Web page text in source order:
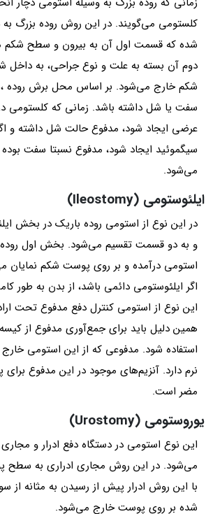
کلستومی می‌گویند. در این روش روده بزرگ
شده که قسمت اول آن به بیرون و سطح
دوم آن بسته به علت و نوع جراحی، به داخل
شکم خارج می‌شود. بر اساس محل برش روده
سفت یا شل داشته باشد. زمانی که کلستومی
عرضی ایجاد شود، مدفوع حالت شل داشته و
سیگموئید ایجاد شود، مدفوع نسبتا سفت بوده
می‌شود.
ایلئوستومی (Ileostomy)
در این نوع از استومی روده باریک در بخش
و به دو قسمت تقسیم می‌شود. بخش اول
استومی درآمده و بر روی پوست شکم
اگر ایلئوستومی دائمی باشد، از بدن به طور
این نوع از استومی کنترل دفع مدفوع تحت
همین دلیل باید برای جمع‌آوری مدفوع از
استفاده شود. مدفوعی که از این استومی
نرم دارد. آنزیم‌های موجود در این مدفوع
مضر است.
یوروستومی (Urostomy)
این نوع استومی در دستگاه دفع ادرار و مجاری
می‌شود. در این روش مجاری ادراری به سطح
با این روش ادرار پیش از رسیدن به مثانه از
شده بر روی پوست خارج می‌شود.